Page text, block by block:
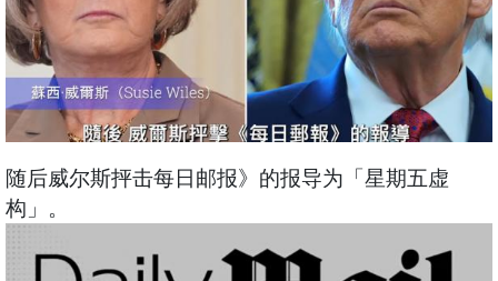
随后威尔斯抨击每日邮报》的报导为「星期五虚
构」。